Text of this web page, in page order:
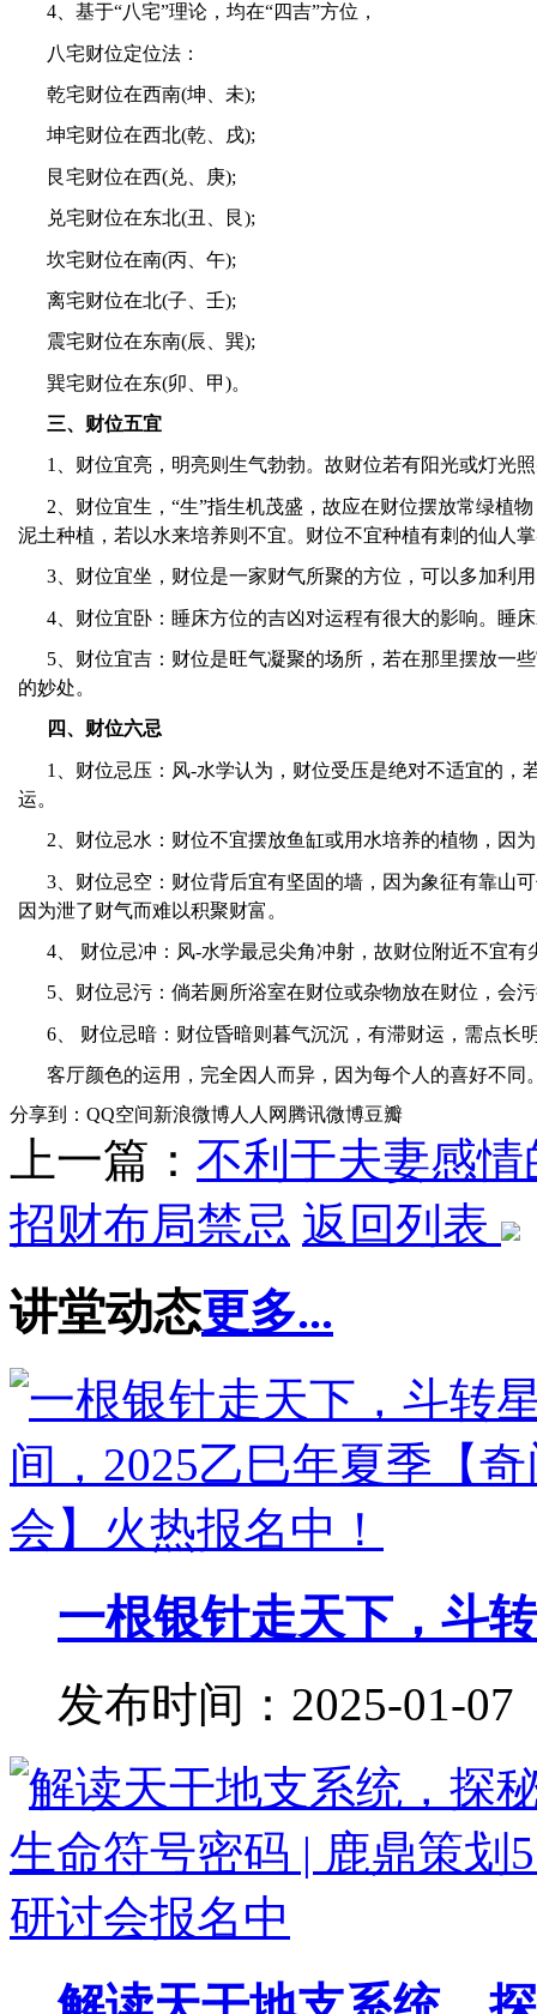
4 、基于“八宅”理论，均在“四吉”方位，
八宅财位定位法：
乾宅财位在西南(坤、未);
坤宅财位在西北(乾、戌);
艮宅财位在西(兑、庚);
兑宅财位在东北(丑、艮);
坎宅财位在南(丙、午);
离宅财位在北(子、壬);
震宅财位在东南(辰、巽);
巽宅财位在东(卯、甲)。
三、财位五宜
1、财位宜亮，明亮则生气勃勃。故财位若有阳光或灯光
2 、财位宜生， “生”指生机茂盛，故应在财位摆放常绿植
泥土种植，若以水来培养则不宜。财位不宜种植有刺的仙人
3 、财位宜坐，财位是一家财气所聚的方位，可以多加利
4 、财位宜卧：睡床方位的吉凶对运程有很大的影响。睡
5 、财位宜吉：财位是旺气凝聚的场所，若在那里摆放一
的妙处。
四、财位六忌
1
、财位忌压：风-水学认为，财位受压是绝对不适宜的
运。
2 、财位忌水：财位不宜摆放鱼缸或用水培养的植物，因
3 、财位忌空：财位背后宜有坚固的墙，因为象征有靠山
因为泄了财气而难以积聚财富。
4 、 财位忌冲：风-水学最忌尖角冲射，故财位附近不宜有
5 、财位忌污：倘若厕所浴室在财位或杂物放在财位，会
6 、 财位忌暗：财位昏暗则暮气沉沉，有滞财运，需点长
客厅颜色的运用，完全因人而异，因为每个人的喜好不
分享到： QQ空间新浪微博人人网 腾讯微博豆瓣
上一篇： 不利于夫妻感
招财布局禁忌 返回列表
讲堂动态更多...
一根银针走天下，斗
发布时间：2025-01-07